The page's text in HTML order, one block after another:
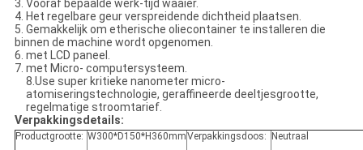
3. Vooraf bepaalde werk-tijd waaier.
4. Het regelbare geur verspreidende dichtheid plaatsen.
5. Gemakkelijk om etherische oliecontainer te installeren die
binnen de machine wordt opgenomen.
6. met LCD paneel.
7. met Micro- computersysteem.
8.Use super kritieke nanometer micro-
atomiseringstechnologie, geraffineerde deeltjesgrootte,
regelmatige stroomtarief.
Verpakkingsdetails:
Productgrootte: W300*D150*H360mmVerpakkingsdoos: Neutraal